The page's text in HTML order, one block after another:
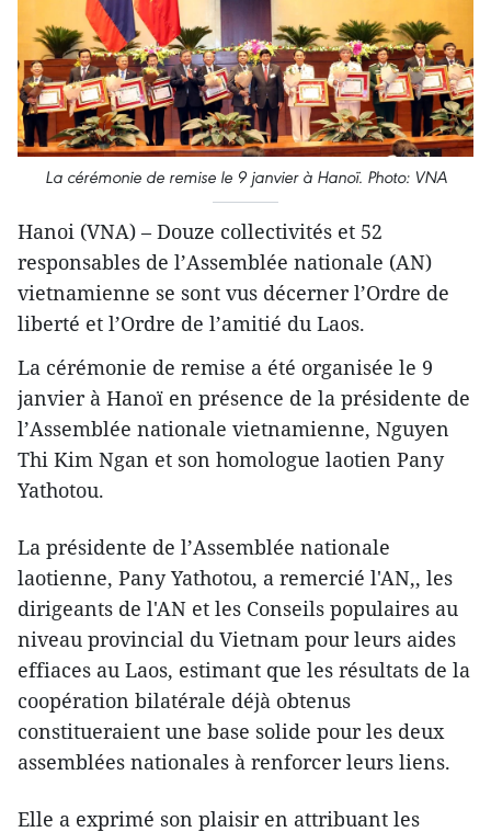
La cérémonie de remise le 9 janvier à Hanoï. Photo: VNA
Hanoi (VNA) – Douze collectivités et 52
responsables de l’Assemblée nationale (AN)
vietnamienne se sont vus décerner l’Ordre de
liberté et l’Ordre de l’amitié du Laos.
La cérémonie de remise a été organisée le 9
janvier à Hanoï en présence de la présidente de
l’Assemblée nationale vietnamienne, Nguyen
Thi Kim Ngan et son homologue laotien Pany
Yathotou.
La présidente de l’Assemblée nationale
laotienne, Pany Yathotou, a remercié l'AN,, les
dirigeants de l'AN et les Conseils populaires au
niveau provincial du Vietnam pour leurs aides
effiaces au Laos, estimant que les résultats de la
coopération bilatérale déjà obtenus
constitueraient une base solide pour les deux
assemblées nationales à renforcer leurs liens.
Elle a exprimé son plaisir en attribuant les